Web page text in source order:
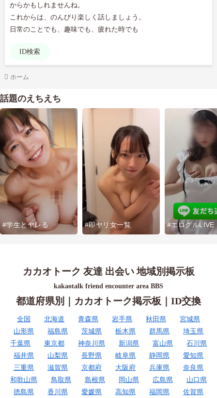
からかもしれませんね。
これからは、のんびり楽しく話しましょう。
日常のことでも、趣味でも、疲れた時でも
ID検索
ホーム
話題のえちえち
#学生とヤレる #即ヤリ女一覧 #エログルLIVE
カカオトーク 友達 出会い 地域別掲示板
kakaotalk friend encounter area BBS
都道府県別｜カカオトーク掲示板｜ID交換
全国 北海道 青森県 岩手県 秋田県
宮城県
山形県
福島県 茨城県 栃木県 群馬県
埼玉県
千葉県
東京都 神奈川県 新潟県 富山県
石川県
福井県
山梨県 長野県 岐阜県 静岡県
愛知県
三重県
滋賀県 京都府 大阪府 兵庫県
奈良県
和歌山県
鳥取県 島根県 岡山県 広島県
山口県
徳島県
香川県 愛媛県 高知県 福岡県 佐賀県